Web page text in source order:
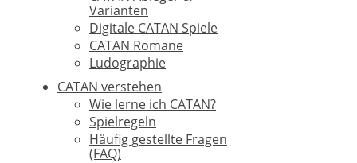
Varianten
Digitale CATAN Spiele
CATAN Romane
Ludographie
CATAN verstehen
Wie lerne ich CATAN?
Spielregeln
Häufig gestellte Fragen
(FAQ)